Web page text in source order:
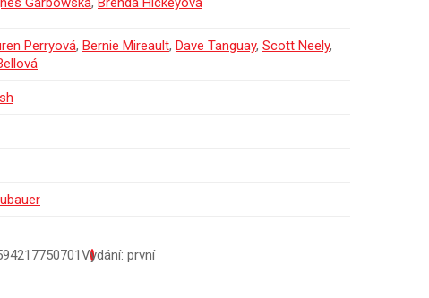
Perryová, Bernie Mireault, Dave Tanguay, Scott Neely,
Vydání: první